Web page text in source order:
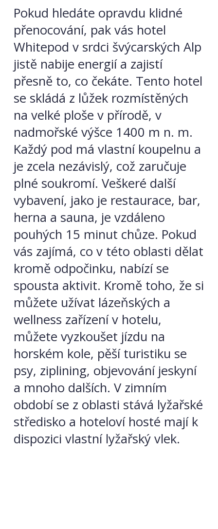
Pokud hledáte opravdu klidné
přenocování, pak vás hotel
Whitepod v srdci švýcarských Alp
jistě nabije energií a zajistí
přesně to, co čekáte. Tento hotel
se skládá z lůžek rozmístěných
na velké ploše v přírodě, v
nadmořské výšce 1400 m n. m.
Každý pod má vlastní koupelnu a
je zcela nezávislý, což zaručuje
plné soukromí. Veškeré další
vybavení, jako je restaurace, bar,
herna a sauna, je vzdáleno
pouhých 15 minut chůze. Pokud
vás zajímá, co v této oblasti dělat
kromě odpočinku, nabízí se
spousta aktivit. Kromě toho, že si
můžete užívat lázeňských a
wellness zařízení v hotelu,
můžete vyzkoušet jízdu na
horském kole, pěší turistiku se
psy, ziplining, objevování jeskyní
a mnoho dalších. V zimním
období se z oblasti stává lyžařské
středisko a hoteloví hosté mají k
dispozici vlastní lyžařský vlek.